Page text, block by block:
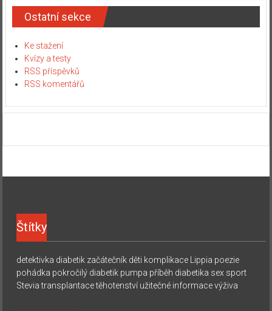
Ostatní sekce
Ke stažení
Kvízy a testy
RSS příspěvků
RSS komentářů
Štítky
detektivka diabetik začátečník děti komplikace Lippia poezie
pohádka pokročilý diabetik pumpa příběh diabetika sex sport
Stevia transplantace těhotenství užitečné informace výživa